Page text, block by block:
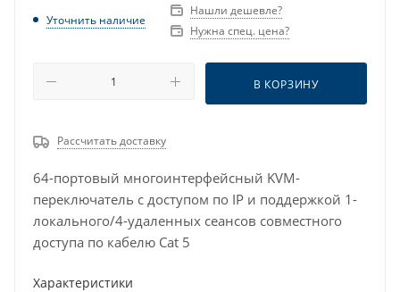
Уточнить наличие
Нашли дешевле?
Нужна спец. цена?
В КОРЗИНУ
Рассчитать доставку
64-портовый многоинтерфейсный KVM-
переключатель с доступом по IP и поддержкой 1-
локального/4-удаленных сеансов совместного
доступа по кабелю Cat 5
Характеристики